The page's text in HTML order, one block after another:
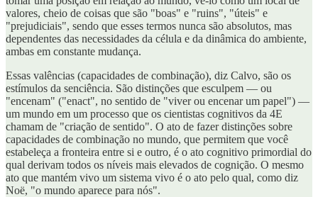
valores, cheio de coisas que são "boas" e "ruins", "úteis" e
"prejudiciais", sendo que esses termos nunca são absolutos, mas
dependentes das necessidades da célula e da dinâmica do ambiente,
ambas em constante mudança.
Essas valências (capacidades de combinação), diz Calvo, são os
estímulos da senciência. São distinções que esculpem — ou
"encenam" ("enact", no sentido de "viver ou encenar um papel") —
um mundo em um processo que os cientistas cognitivos da 4E
chamam de "criação de sentido". O ato de fazer distinções sobre
capacidades de combinação no mundo, que permitem que você
estabeleça a fronteira entre si e outro, é o ato cognitivo primordial do
qual derivam todos os níveis mais elevados de cognição. O mesmo
ato que mantém vivo um sistema vivo é o ato pelo qual, como diz
Noë, "o mundo aparece para nós".